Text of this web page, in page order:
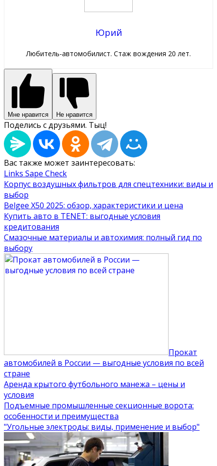
Юрий
Любитель-автомобилист. Стаж вождения 20 лет.
Мне нравится Не нравится
Поделись с друзьями. Тыц!
Вас также может заинтересовать:
Links Sape Check
Корпус воздушных фильтров для спецтехники: виды и
выбор
Belgee X50 2025: обзор, характеристики и цена
Купить авто в TENET: выгодные условия
кредитования
Смазочные материалы и автохимия: полный гид по
выбору
Прокат
автомобилей в России — выгодные условия по всей
стране
Аренда крытого футбольного манежа – цены и
условия
Подъемные промышленные секционные ворота:
особенности и преимущества
"Угольные электроды: виды, применение и выбор"